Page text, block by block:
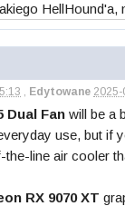
, Edytowane
Dual Fan will be a
use, but if
line air cooler
RX 9070 XT